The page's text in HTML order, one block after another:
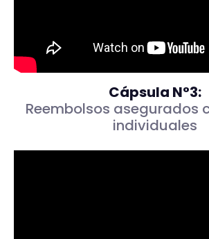
Cápsula N°3:
Reembolsos asegurados
individuales